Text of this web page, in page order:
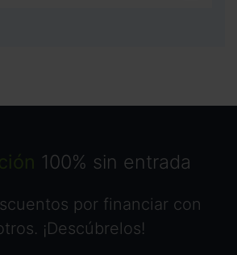
100% sin entrada
por financiar con
¡Descúbrelos!